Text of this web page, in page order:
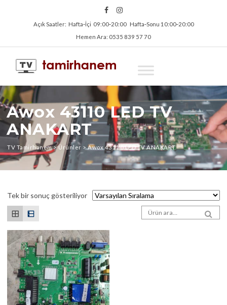
Açık Saatler: Hafta‑İçi 09:00‑20:00 Hafta‑Sonu 10:00‑20:00
Hemen Ara: 0535 839 57 70
Awox 43110 LED TV
ANAKART
TV Tamirhanem>Ürünler >Awox 43110 LED TV ANAKART
Tek bir sonuç gösteriliyor
Arama sonuçları: